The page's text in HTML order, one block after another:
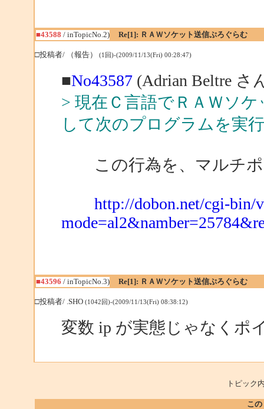
■43588 / inTopicNo.2) Re[1]: ＲＡＷソケット送信ぷろぐらむ
□投稿者/ （報告） (1回)-(2009/11/13(Fri) 00:28:47)
■No43587(Adrian Beltre さ
> 現在Ｃ言語でＲＡＷソ
して次のプログラムを実
この行為を、マルチポ
http://dobon.net/cgi-bin/
■43596 / inTopicNo.3) Re[1]: ＲＡＷソケット送信ぷろぐらむ
□投稿者/ .SHO (1042回)-(2009/11/13(Fri) 08:38:12)
変数 ip が実態じゃなくポ
トピッ
こ